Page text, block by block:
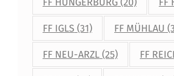
FF IGLS (31) FF MÜHLAU
FF NEU-ARZL(25) FF